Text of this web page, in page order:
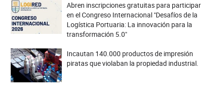
Abren inscripciones gratuitas para participar
en el Congreso Internacional "Desafíos de la
Logística Portuaria: La innovación para la
transformación 5.0"
Incautan 140.000 productos de impresión
piratas que violaban la propiedad industrial.